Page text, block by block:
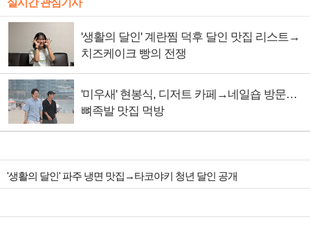
실시간 관심기사
'생활의 달인' 계란찜 덕후 달인 맛집 리스트→
치즈케이크 빵의 전쟁
'미우새' 현봉식, 디저트 카페→네일숍 방문…
뼈족발 맛집 먹방
'생활의 달인' 파주 냉면 맛집→타코야키 청년 달인 공개